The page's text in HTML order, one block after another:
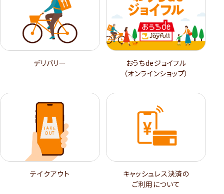
デリバリー
おうちdeジョイフル
（オンラインショップ）
テイクアウト
キャッシュレス決済の
ご利用について